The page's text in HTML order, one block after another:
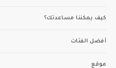
كيف يمكننا مساعدتك؟
أفضل الفئات
موقع